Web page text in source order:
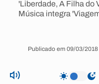
'Liberdade, A Filha do
Música integra
Publicado em 09/03/